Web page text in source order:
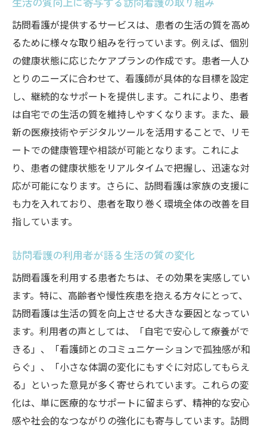
訪問看護が提供するサービスは、患者の生活の質を高め
るために様々な取り組みを行っています。例えば、個別
の健康状態に応じたケアプランの作成です。患者一人ひ
とりのニーズに合わせて、看護師が具体的な目標を設定
し、継続的なサポートを提供します。これにより、患者
は自宅での生活の質を維持しやすくなります。また、最
新の医療技術やデジタルツールを活用することで、リモ
ートでの健康管理や相談が可能となります。これによ
り、患者の健康状態をリアルタイムで把握し、迅速な対
応が可能になります。さらに、訪問看護は家族の支援に
も力を入れており、患者を取り巻く環境全体の改善を目
指しています。
訪問看護の利用者が語る生活の質の変化
訪問看護を利用する患者たちは、その効果を実感してい
ます。特に、高齢者や慢性疾患を抱える方々にとって、
訪問看護は生活の質を向上させる大きな要因となってい
ます。利用者の声としては、「自宅で安心して療養がで
きる」、「看護師とのコミュニケーションで孤独感が和
らぐ」、「小さな体調の変化にもすぐに対応してもらえ
る」といった意見が多く寄せられています。これらの変
化は、単に医療的なサポートに留まらず、精神的な安心
感や社会的なつながりの強化にも寄与しています。訪問